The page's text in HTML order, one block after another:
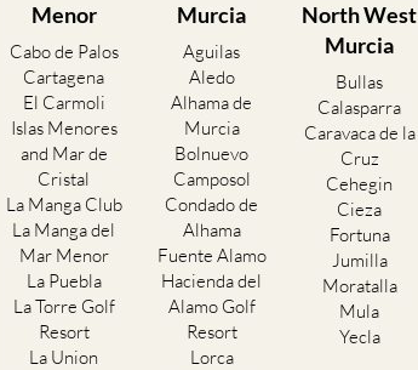
Menor
Cabo de Palos
Cartagena
El Carmoli
Islas Menores
and Mar de
Cristal
La Manga Club
La Manga del
Mar Menor
La Puebla
La Torre Golf
Resort
La Union
Murcia
Aguilas
Aledo
Alhama de
Murcia
Bolnuevo
Camposol
Condado de
Alhama
Fuente Alamo
Hacienda del
Alamo Golf
Resort
Lorca
North West
Murcia
Bullas
Calasparra
Caravaca de la
Cruz
Cehegin
Cieza
Fortuna
Jumilla
Moratalla
Mula
Yecla